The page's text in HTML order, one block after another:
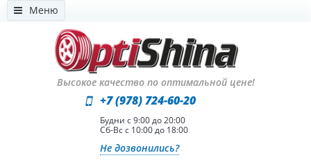
Меню
Высокое качество по оптимальной цене!
+7 (978) 724-60-20
Будни с 9:00 до 20:00
Сб-Вс с 10:00 до 18:00
Не дозвонились?